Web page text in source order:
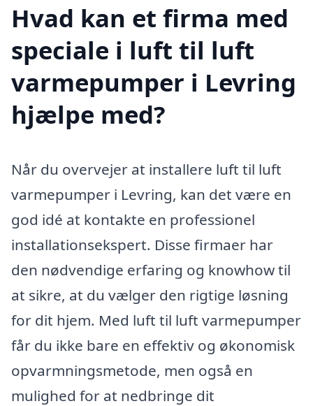
Hvad kan et firma med
speciale i luft til luft
varmepumper i Levring
hjælpe med?
Når du overvejer at installere luft til luft
varmepumper i Levring, kan det være en
god idé at kontakte en professionel
installationsekspert. Disse firmaer har
den nødvendige erfaring og knowhow til
at sikre, at du vælger den rigtige løsning
for dit hjem. Med luft til luft varmepumper
får du ikke bare en effektiv og økonomisk
opvarmningsmetode, men også en
mulighed for at nedbringe dit